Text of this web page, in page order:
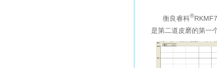
衡良睿科®
是第二道皮磨的第一